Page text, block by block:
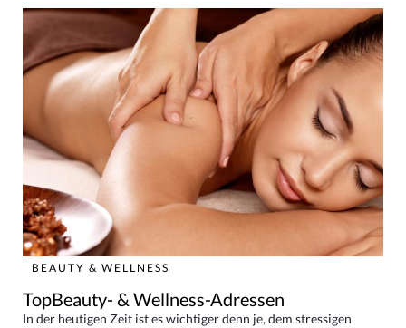
BEAUTY & WELLNESS
TopBeauty- & Wellness-Adressen
In der heutigen Zeit ist es wichtiger denn je, dem stressigen